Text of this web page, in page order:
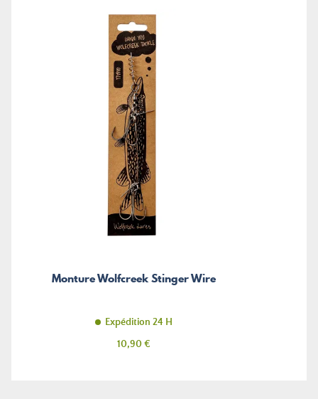
Monture Wolfcreek Stinger Wire
Expédition 24 H
Prix
10,90 €